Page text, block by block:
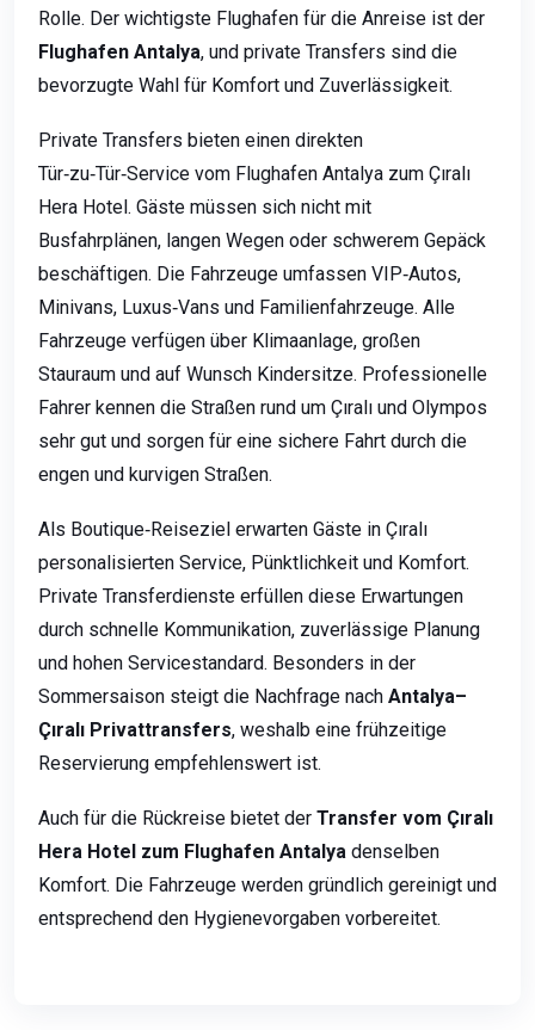
Rolle. Der wichtigste Flughafen für die Anreise ist der
Flughafen Antalya, und private Transfers sind die
bevorzugte Wahl für Komfort und Zuverlässigkeit.
Private Transfers bieten einen direkten
Tür‑zu‑Tür‑Service vom Flughafen Antalya zum Çıralı
Hera Hotel. Gäste müssen sich nicht mit
Busfahrplänen, langen Wegen oder schwerem Gepäck
beschäftigen. Die Fahrzeuge umfassen VIP‑Autos,
Minivans, Luxus‑Vans und Familienfahrzeuge. Alle
Fahrzeuge verfügen über Klimaanlage, großen
Stauraum und auf Wunsch Kindersitze. Professionelle
Fahrer kennen die Straßen rund um Çıralı und Olympos
sehr gut und sorgen für eine sichere Fahrt durch die
engen und kurvigen Straßen.
Als Boutique‑Reiseziel erwarten Gäste in Çıralı
personalisierten Service, Pünktlichkeit und Komfort.
Private Transferdienste erfüllen diese Erwartungen
durch schnelle Kommunikation, zuverlässige Planung
und hohen Servicestandard. Besonders in der
Sommersaison steigt die Nachfrage nach Antalya–
Çıralı Privattransfers, weshalb eine frühzeitige
Reservierung empfehlenswert ist.
Auch für die Rückreise bietet der Transfer vom Çıralı
Hera Hotel zum Flughafen Antalya denselben
Komfort. Die Fahrzeuge werden gründlich gereinigt und
entsprechend den Hygienevorgaben vorbereitet.